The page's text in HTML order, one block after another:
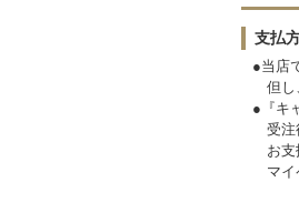
支払
●当店
但し
●『キ
受注
お支
マイ